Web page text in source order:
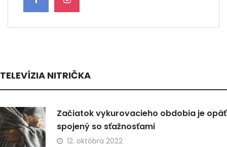
TELEVÍZIA NITRIČKA
Začiatok vykurovacieho obdobia je opäť
spojený so sťažnosťami
12. októbra 2022